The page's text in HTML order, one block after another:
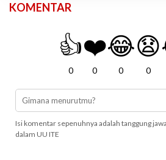
KOMENTAR
👍
0
❤️
0
😂
0
😧
0
Isi komentar sepenuhnya adalah tanggung
dalam UU ITE